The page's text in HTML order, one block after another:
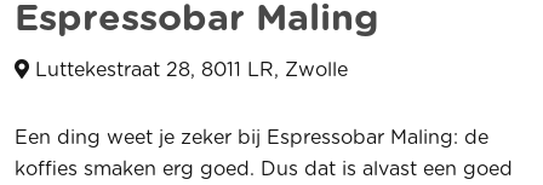
Espressobar Maling
Luttekestraat 28, 8011 LR, Zwolle
Een ding weet je zeker bij Espressobar Maling: de
koffies smaken erg goed. Dus dat is alvast een goed